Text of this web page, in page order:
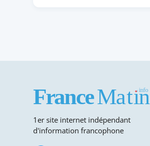
1er site internet indépendant
d'information francophone